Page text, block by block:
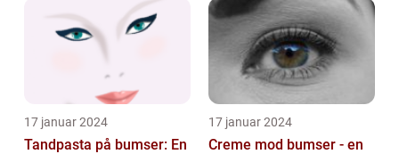
17 januar 2024
Tandpasta på bumser: En
17 januar 2024
Creme mod bumser - en